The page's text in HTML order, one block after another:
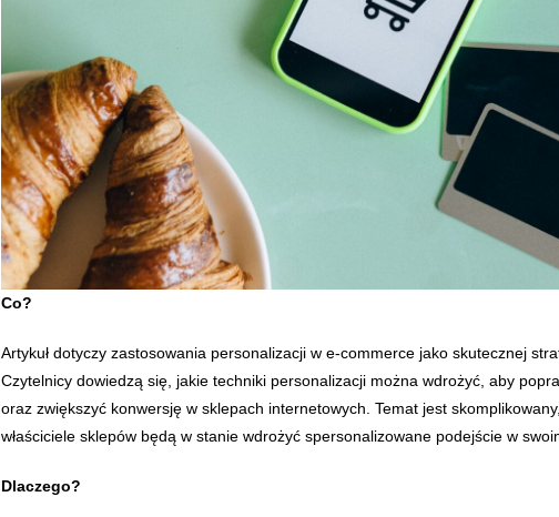
Co?
Artykuł dotyczy zastosowania personalizacji w e-commerce jako skutecznej
Czytelnicy dowiedzą się, jakie techniki personalizacji można wdrożyć, aby
oraz zwiększyć konwersję w sklepach internetowych. Temat jest
właściciele sklepów będą w stanie wdrożyć spersonalizowane podejście w
Dlaczego?